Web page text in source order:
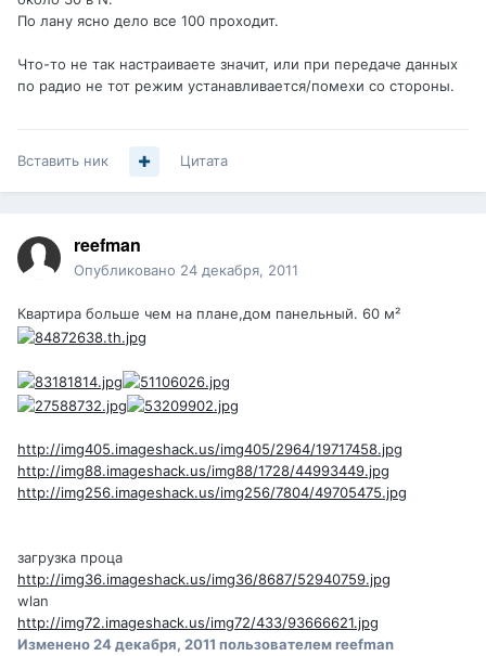
По лану ясно дело все 100 проходит.
Что-то не так настраиваете значит, или при передаче данных
по радио не тот режим устанавливается/помехи со стороны.
Вставить ник Цитата
reefman
Опубликовано 24 декабря, 2011
Квартира больше чем на плане,дом панельный. 60 м²
http://img405.imageshack.us/img405/2964/19717458.jpg
http://img88.imageshack.us/img88/1728/44993449.jpg
http://img256.imageshack.us/img256/7804/49705475.jpg
загрузка проца
http://img36.imageshack.us/img36/8687/52940759.jpg
wlan
http://img72.imageshack.us/img72/433/93666621.jpg
Изменено 24 декабря, 2011 пользователем reefman